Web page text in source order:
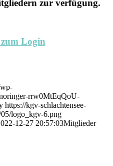
zur verfügung.
Login
rrw0MtEqQoU-
https://kgv-schlachtensee-
logo_kgv-6.png
12-27 20:57:03Mitglieder